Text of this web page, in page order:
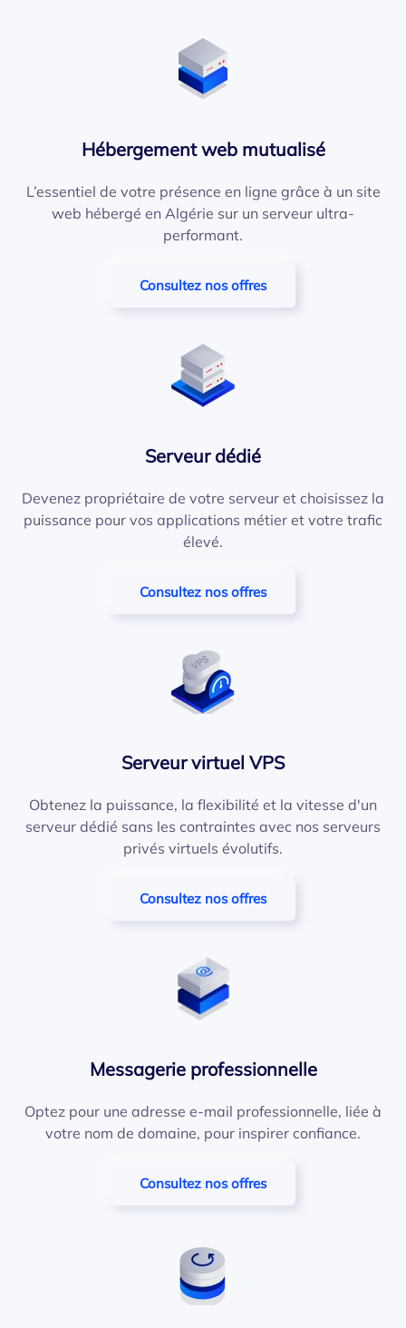
Hébergement web mutualisé
L’essentiel de votre présence en ligne grâce à un site
web hébergé en Algérie sur un serveur ultra-
performant.
Consultez nos offres
Serveur dédié
Devenez propriétaire de votre serveur et choisissez la
puissance pour vos applications métier et votre trafic
élevé.
Consultez nos offres
Serveur virtuel VPS
Obtenez la puissance, la flexibilité et la vitesse d'un
serveur dédié sans les contraintes avec nos serveurs
privés virtuels évolutifs.
Consultez nos offres
Messagerie professionnelle
Optez pour une adresse e-mail professionnelle, liée à
votre nom de domaine, pour inspirer confiance.
Consultez nos offres